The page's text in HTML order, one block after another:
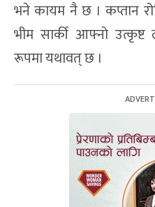
भने कायम नै छ । कप्तान
भीम सार्की आफ्नो
रूपमा यथावत् छ ।